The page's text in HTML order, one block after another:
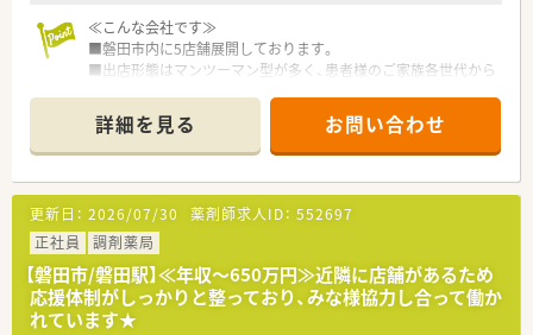
≪こんな会社です≫
■磐田市内に5店舗展開しております。
■出店形態はマンツーマン型が多く、患者様のご家族各世代から
■かかりつけ薬局として従業員は積極的に認定薬剤師を取得し
ております。
■今後も同地域に根ざした地域医療、無理な異動の心配もござい
ません。
≪薬局について≫
■小児科クリニック門前！
■18時閉局の薬局です。
詳細を見る お問い合わせ
更新日： 2026/07/30 薬剤師求人ID： 552697
正社員
調剤薬局
【磐田市/磐田駅】≪年収～650万円≫近隣に店舗があるため
応援体制がしっかりと整っており、みな様協力し合って働か
れています★